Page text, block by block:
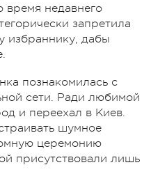
время недавнего
запретила
избраннику, дабы
познакомилась с
сети. Ради любимой
и переехал в Киев.
шумное
церемонию
присутствовали лишь